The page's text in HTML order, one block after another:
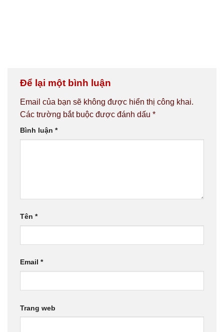
Để lại một bình luận
Email của bạn sẽ không được hiển thị công khai.
Các trường bắt buộc được đánh dấu *
Bình luận *
Tên *
Email *
Trang web